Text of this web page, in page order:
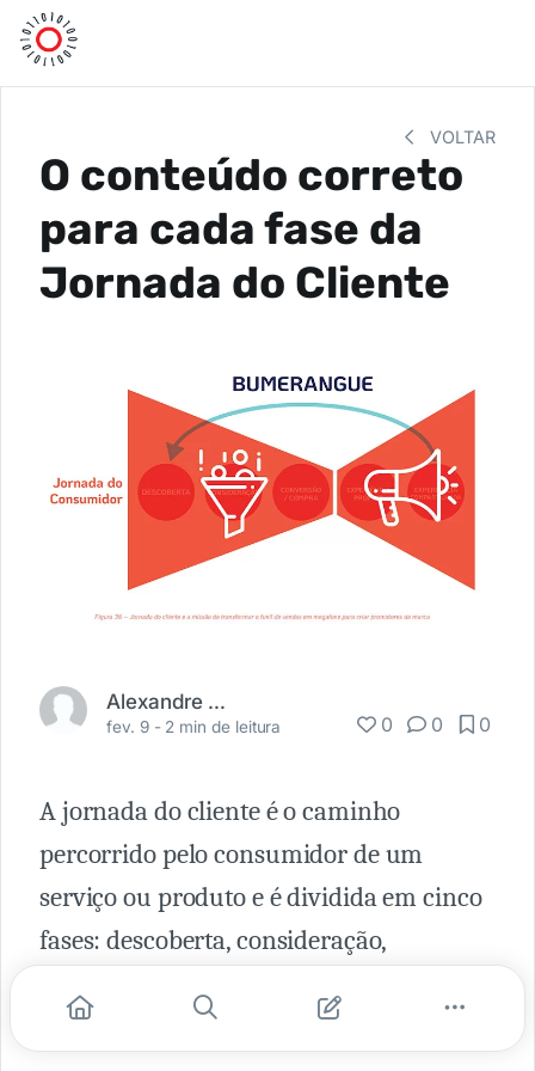
VOLTAR
O conteúdo correto
para cada fase da
Jornada do Cliente
Alexandre Lima
fev. 9 - 2 min de leitura 0 0 0
A jornada do cliente é o caminho
percorrido pelo consumidor de um
serviço ou produto e é dividida em cinco
fases: descoberta, consideração,
experiência compartilhada.